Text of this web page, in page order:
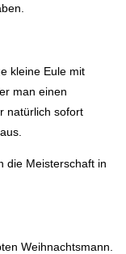
kleine Eule mit
man einen
natürlich sofort
die Meisterschaft in
Weihnachtsmann.